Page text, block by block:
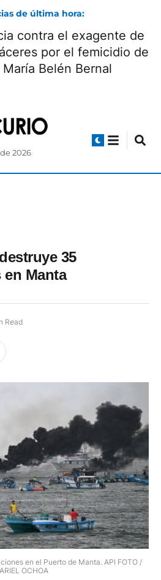
de última hora:
contra el exagente de
por el femicidio de
Belén Bernal
2026
35
en Manta
Read
en el Puerto de Manta. API FOTO /
ARIEL OCHOA